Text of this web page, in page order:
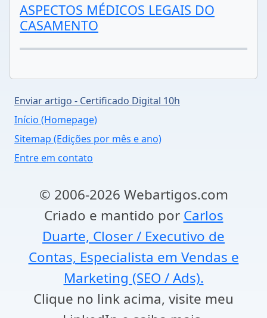
ASPECTOS MÉDICOS LEGAIS DO
CASAMENTO
Enviar artigo - Certificado Digital 10h
Início (Homepage)
Sitemap (Edições por mês e ano)
Entre em contato
© 2006-2026 Webartigos.com
Criado e mantido por Carlos
Duarte, Closer / Executivo de
Contas, Especialista em Vendas e
Marketing (SEO / Ads).
Clique no link acima, visite meu